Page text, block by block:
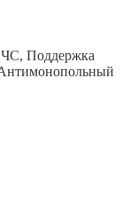
Поддержка